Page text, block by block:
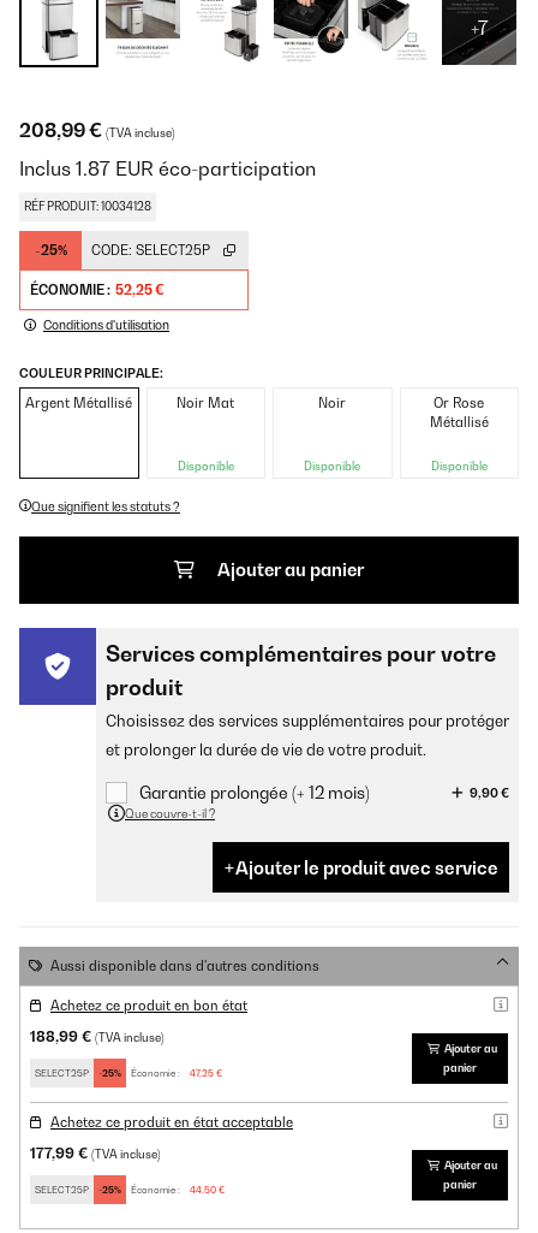
+7
208,99 € (TVA incluse)
Inclus 1.87 EUR éco-participation
RÉF PRODUIT: 10034128
-25% CODE: SELECT25P
ÉCONOMIE : 52,25 €
Conditions d'utilisation
COULEUR PRINCIPALE:
Argent Métallisé Noir Mat
Disponible
Noir
Disponible
Or Rose
Métallisé
Disponible
Que signifient les statuts ?
Ajouter au panier
Services complémentaires pour votre
produit
Choisissez des services supplémentaires pour protéger
et prolonger la durée de vie de votre produit.
Garantie prolongée (+ 12 mois)
9,90 €
Que couvre-t-il ?
Ajouter le produit avec service
Aussi disponible dans d'autres conditions
Achetez ce produit en bon état
188,99 € (TVA incluse)
SELECT25P -25% Économie : 47,25 €
Ajouter au
panier
Achetez ce produit en état acceptable
177,99 € (TVA incluse)
SELECT25P -25% Économie : 44,50 €
Ajouter au
panier